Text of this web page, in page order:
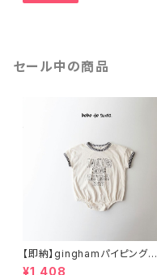
セール中の商品
【即納】ginghamパイピングロ
ンパース
¥1,408